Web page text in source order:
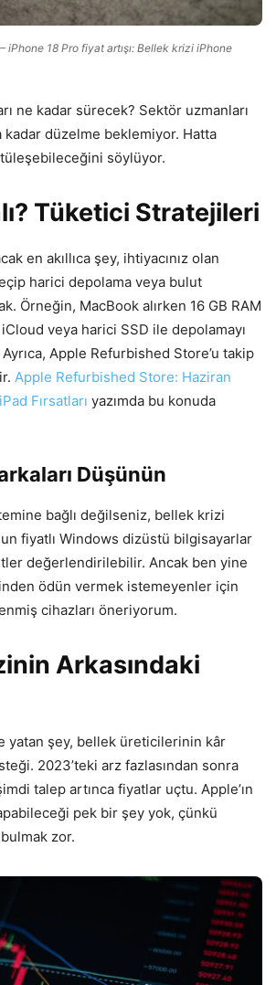
iPhone 18 Pro fiyat artışı: Bellek krizi iPhone
ne kadar sürecek? Sektör uzmanları
kadar düzelme beklemiyor. Hatta
söylüyor.
Tüketici Stratejileri
en akıllıca şey, ihtiyacınız olan
harici depolama veya bulut
Örneğin, MacBook alırken 16 GB RAM
iCloud veya harici SSD ile depolamayı
Apple Refurbished Store’u takip
Apple Refurbished Store: Haziran
Fırsatları yazımda bu konuda
Düşünün
bağlı değilseniz, bellek krizi
fiyatlı Windows dizüstü bilgisayarlar
değerlendirilebilir. Ancak ben yine
ödün vermek istemeyenler için
cihazları öneriyorum.
Arkasındaki
yatan şey, bellek üreticilerinin kâr
2023’teki arz fazlasından sonra
talep artınca fiyatlar uçtu. Apple’ın
pek bir şey yok, çünkü
zor.